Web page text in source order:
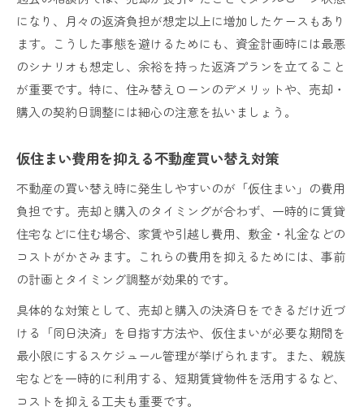
になり、月々の返済負担が想定以上に増加したケースもあり
ます。こうした事態を避けるためにも、資金計画時には最悪
のシナリオも想定し、余裕を持った返済プランを立てること
が重要です。特に、住み替えローンのデメリットや、売却・
購入の契約日調整には細心の注意を払いましょう。
仮住まい費用を抑える不動産買い替え対策
不動産の買い替え時に発生しやすいのが「仮住まい」の費用
負担です。売却と購入のタイミングが合わず、一時的に賃貸
住宅などに住む場合、家賃や引越し費用、敷金・礼金などの
コストがかさみます。これらの費用を抑えるためには、事前
の計画とタイミング調整が効果的です。
具体的な対策として、売却と購入の決済日をできるだけ近づ
ける「同日決済」を目指す方法や、仮住まいが必要な期間を
最小限にするスケジュール管理が挙げられます。また、親族
宅などを一時的に利用する、短期賃貸物件を活用するなど、
コストを抑える工夫も重要です。